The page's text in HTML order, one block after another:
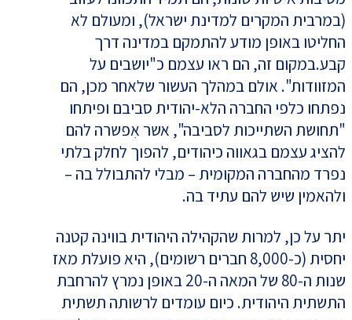
(במרבית המקרים למדינת ישראל), ומעולם לא
החליטו באופן מודע להתמקם במדינה דרך
קבע.במקום זה, הם ראו עצמם כ"יושבים על
המזוודות". אולם במהלך העשור שלאחר מכן, הם
נפתחו כלפי החברה הלא-יהודית סביבם ופיתחו
"תחושת השתייכות לסביבה", אשר אִפשרה להם
להציג עצמם בגאווה כיהודים, להפוך לחלק בלתי
נפרד מהחברה המקומית – מבלי להתבולל בה –
ולהאמין שיש להם עתיד בה.
יתר על כן, למרות שהקהילה היהודית בווינה קטנה
יחסית (כ-8,000 חברים רשומים), היא פועלת מאז
שנות ה-80 של המאה ה-20 באופן נמרץ להרחבת
התשתית היהודית. כיום עומדים לרשותה תשתית